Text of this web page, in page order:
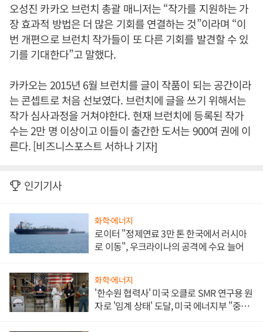
오성진 카카오 브런치 총괄 매니저는 “작가를 지원하는 가
장 효과적 방법은 더 많은 기회를 연결하는 것”이라며 “이
번 개편으로 브런치 작가들이 또 다른 기회를 발견할 수 있
기를 기대한다”고 말했다.
카카오는 2015년 6월 브런치를 글이 작품이 되는 공간이라
는 콘셉트로 처음 선보였다. 브런치에 글을 쓰기 위해서는
작가 심사과정을 거쳐야한다. 현재 브런치에 등록된 작가
수는 2만 명 이상이고 이들이 출간한 도서는 900여 권에 이
른다. [비즈니스포스트 서하나 기자]
인기기사
화학·에너지
로이터 "정제연료 3만 톤 한국에서 러시아
로 이동", 우크라이나의 공격에 수요 늘어
화학·에너지
'한수원 협력사' 미국 오클로 SMR 연구용 원
자로 '임계 상태' 도달, 미국 에너지부 "중요